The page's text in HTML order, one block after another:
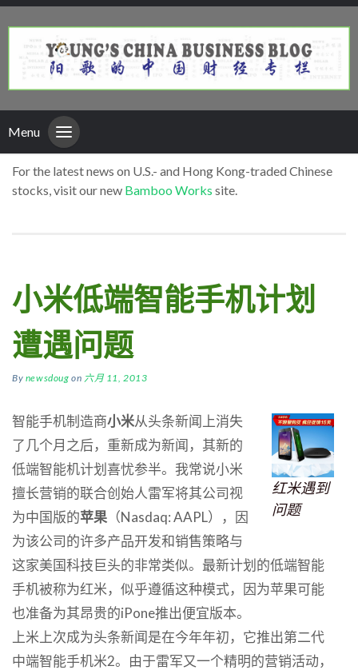
Menu
For the latest news on U.S.- and Hong Kong-traded Chinese
stocks, visit our new Bamboo Works site.
小米低端智能手机计划
遭遇问题
By newsdoug on 六月 11, 2013
红米遇到
问题
智能手机制造商小米从头条新闻上消失
了几个月之后，重新成为新闻，其新的
低端智能机计划喜忧参半。我常说小米
擅长营销的联合创始人雷军将其公司视
为中国版的苹果 （Nasdaq: AAPL），因
为该公司的许多产品开发和销售策略与
这家美国科技巨头的非常类似。最新计划的低端智能
手机被称为红米，似乎遵循这种模式，因为苹果可能
也准备为其昂贵的iPone推出便宜版本。
上米上次成为头条新闻是在今年年初，它推出第二代
中端智能手机米2。由于雷军又一个精明的营销活动，